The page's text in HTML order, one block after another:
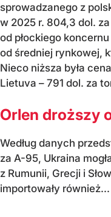
sprowadzanego z
w 2025 r. 804,3 dol.
od płockiego
od średniej rynkowej,
Nieco niższa była
Lietuva – 791 dol. za
Orlen droższy
Według danych
za A-95, Ukraina
z Rumunii, Grecji i
importowały również...